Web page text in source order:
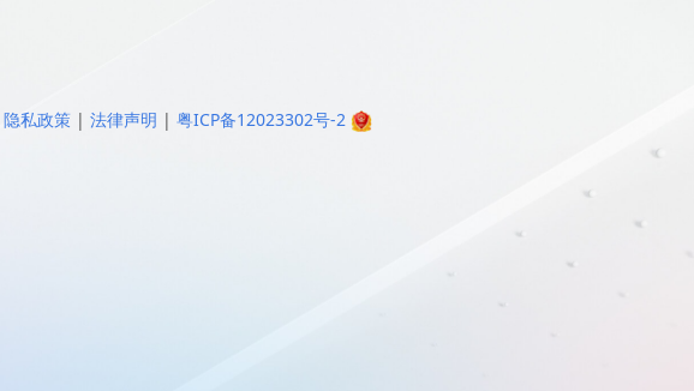
隐私政策 | 法律声明 | 粤ICP备12023302号-2